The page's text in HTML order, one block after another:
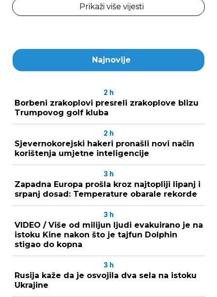
Prikaži više vijesti
Najnovije
2 h
Borbeni zrakoplovi presreli zrakoplove blizu
Trumpovog golf kluba
2 h
Sjevernokorejski hakeri pronašli novi način
korištenja umjetne inteligencije
3 h
Zapadna Europa prošla kroz najtopliji lipanj i
srpanj dosad: Temperature obarale rekorde
3 h
VIDEO / Više od milijun ljudi evakuirano je na
istoku Kine nakon što je tajfun Dolphin
stigao do kopna
3 h
Rusija kaže da je osvojila dva sela na istoku
Ukrajine